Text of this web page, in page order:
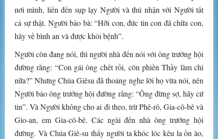
nơi mình, liền đến sụp lạy Người và thú nhận với Người tất
cả sự thật. Người bảo bà: “Hỡi con, đức tin con đã chữa con,
hãy về bình an và được khỏi bệnh”.
Người còn đang nói, thì người nhà đến nói với ông trưởng hội
đường rằng: “Con gái ông chết rồi, còn phiền Thầy làm chi
nữa?” Nhưng Chúa Giêsu đã thoáng nghe lời họ vừa nói, nên
Người bảo ông trưởng hội đường rằng: “Ông đừng sợ, hãy cứ
tin”. Và Người không cho ai đi theo, trừ Phê-rô, Gia-cô-bê và
Gio-an, em Gia-cô-bê. Các ngài đến nhà ông trưởng hội
đường. Và Chúa Giê-su thấy người ta khóc lóc kêu la ồn ào,